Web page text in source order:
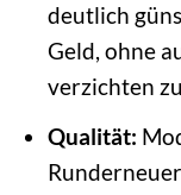
deutlich
Geld, ohne
verzichten
Qualität: